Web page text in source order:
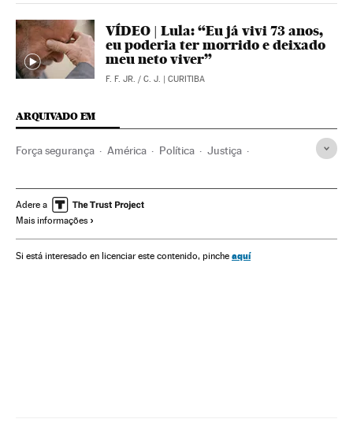
VÍDEO | Lula: “Eu já vivi 73 anos,
eu poderia ter morrido e deixado
meu neto viver”
F. F. JR. / C. J. | CURITIBA
ARQUIVADO EM
Força segurança América Política Justiça
Partido dos Trabalhadores
América do Sul
Partidos políticos
Adere a
Mais informações
Si está interesado en licenciar este contenido, pinche aquí